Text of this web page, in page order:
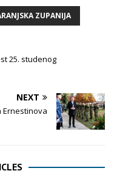
ZUPANIJA
25. studenog
NEXT
Ernestinova